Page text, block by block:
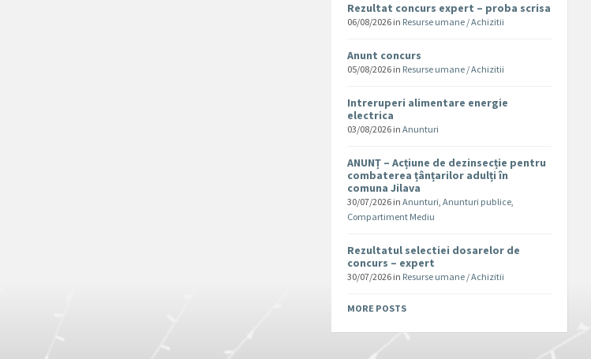
Rezultat concurs expert – proba scrisa
06/08/2026 in Resurse umane / Achizitii
Anunt concurs
05/08/2026 in Resurse umane / Achizitii
Intreruperi alimentare energie
electrica
03/08/2026 inAnunturi
ANUNȚ – Acțiune de dezinsecție pentru
combaterea țânțarilor adulți în
comuna Jilava
30/07/2026 inAnunturi,Anunturi publice,
Compartiment Mediu
Rezultatul selectiei dosarelor de
concurs – expert
30/07/2026 in Resurse umane / Achizitii
MORE POSTS